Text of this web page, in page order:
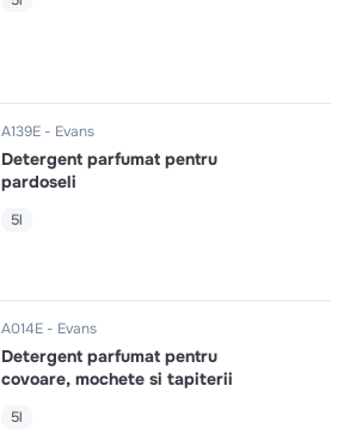
A139E Evans
Detergent parfumat pentru
pardoseli
5l
A014E Evans
Detergent parfumat pentru
covoare, mochete si tapiterii
5l